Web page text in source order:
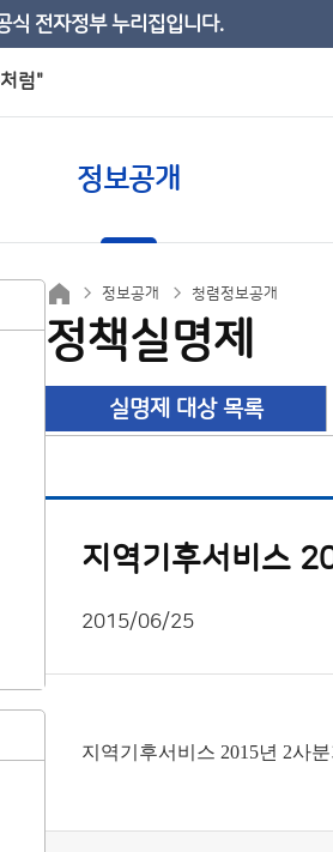
식 전자정부 누리집입니다.
럼"
정보공개
정보공개 청렴정보공개
정책실명제
실명제 대상 목록
지역기후서비스
2015/06/25
지역기후서비스 2015년 2사분